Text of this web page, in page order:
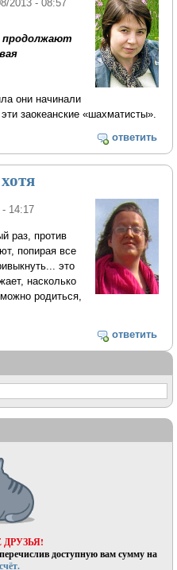
2013 - 08:57
продолжают
они начинали
заокеанские «шахматисты».
ответить
14:17
раз, против
попирая все
это
насколько
родиться,
ответить
доступную вам сумму на